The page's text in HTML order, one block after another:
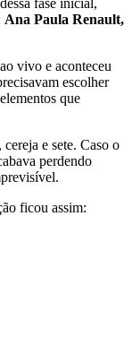
fase inicial,
Ana Paula Renault,
vivo e aconteceu
escolher
que
e sete. Caso o
perdendo
ficou assim: